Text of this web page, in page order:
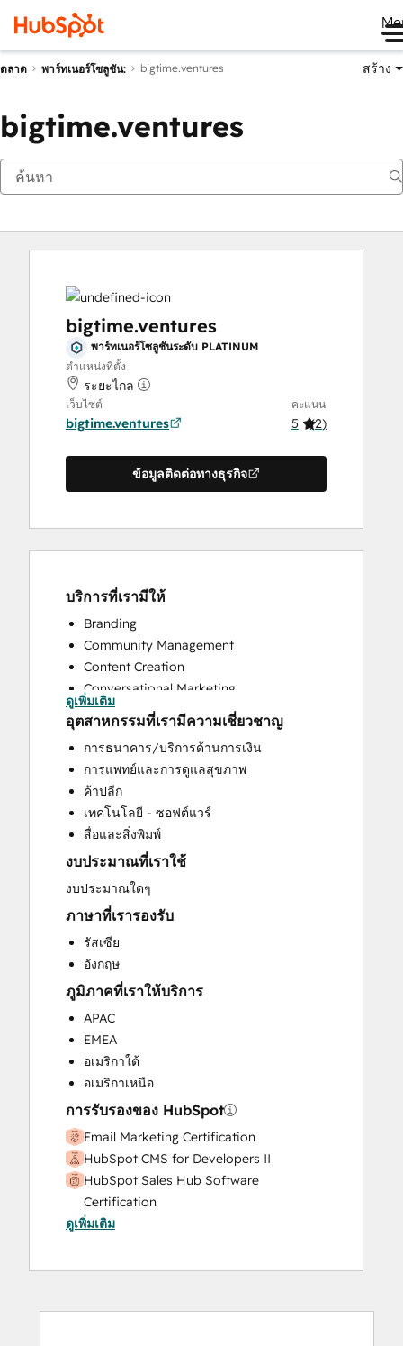
ตลาด พาร์ทเนอร์โซลูชัน: bigtime.ventures สร้าง
bigtime.ventures
bigtime.ventures
พาร์ทเนอร์โซลูชันระดับ PLATINUM
ตำแหน่งที่ตั้ง
ระยะไกล
เว็บไซต์
bigtime.ventures
คะแนน
5 (2)
ข้อมูลติดต่อทางธุรกิจ
บริการที่เรามีให้
Branding
Community Management
Content Creation
Conversational Marketing
CRM Implementation
CRM Migration
Custom API Integrations
Customer Marketing
Customer Success Training
Customer Support Training
Customer Survey and Analysis
Email Marketing
Full Inbound Marketing Services
Help Desk Implementation
Knowledge Base Development
Paid Advertising
Sales and Marketing Alignment
Sales Coaching and Training
Sales Enablement
Search Engine Optimization
Social Media
Video Production
Website Design
Website Development
Website Migration
ดูเพิ่มเติม
อุตสาหกรรมที่เรามีความเชี่ยวชาญ
การธนาคาร/บริการด้านการเงิน
การแพทย์และการดูแลสุขภาพ
ค้าปลีก
เทคโนโลยี - ซอฟต์แวร์
สื่อและสิ่งพิมพ์
งบประมาณที่เราใช้
งบประมาณใดๆ
ภาษาที่เรารองรับ
รัสเซีย
อังกฤษ
ภูมิภาคที่เราให้บริการ
APAC
EMEA
อเมริกาใต้
อเมริกาเหนือ
การรับรองของ HubSpot
Email Marketing Certification
HubSpot CMS for Developers II
HubSpot Sales Hub Software
Certification
HubSpot Solutions Partner
ดูเพิ่มเติม